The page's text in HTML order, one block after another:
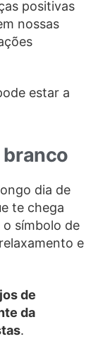
positivas
nossas
estar a
branco
dia de
te chega
o símbolo de
e
de
da
.